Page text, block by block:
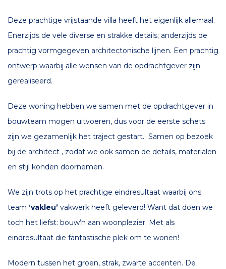
Deze prachtige vrijstaande villa heeft het eigenlijk allemaal.
Enerzijds de vele diverse en strakke details; anderzijds de
prachtig vormgegeven architectonische lijnen. Een prachtig
ontwerp waarbij alle wensen van de opdrachtgever zijn
gerealiseerd.
Deze woning hebben we samen met de opdrachtgever in
bouwteam mogen uitvoeren, dus voor de eerste schets
zijn we gezamenlijk het traject gestart. Samen op bezoek
bij de architect , zodat we ook samen de details, materialen
en stijl konden doornemen.
We zijn trots op het prachtige eindresultaat waarbij ons
team ‘vakleu’ vakwerk heeft geleverd! Want dat doen we
toch het liefst: bouw’n aan woonplezier. Met als
eindresultaat die fantastische plek om te wonen!
Modern tussen het groen, strak, zwarte accenten. De